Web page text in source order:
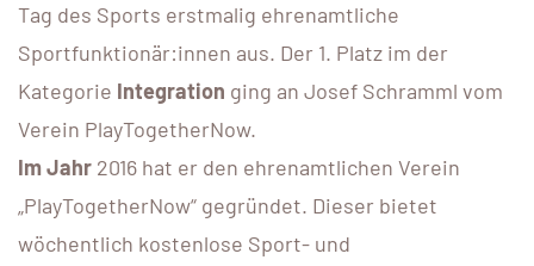
Tag des Sports erstmalig ehrenamtliche
Sportfunktionär:innen aus. Der 1. Platz im der
Kategorie Integration ging an Josef Schramml vom
Verein PlayTogetherNow.
Im Jahr 2016 hat er den ehrenamtlichen Verein
„PlayTogetherNow“ gegründet. Dieser bietet
wöchentlich kostenlose Sport- und